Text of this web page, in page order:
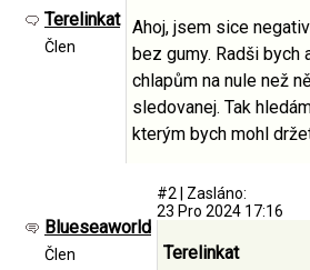
Terelinkat
Člen
Ahoj, jsem sice
bez gumy. Radši bych
chlapům na nule než
sledovanej. Tak
kterým bych mohl
Blueseaworld
Člen
#2
Zasláno:
23 Pro 2024 17:16
Terelinkat